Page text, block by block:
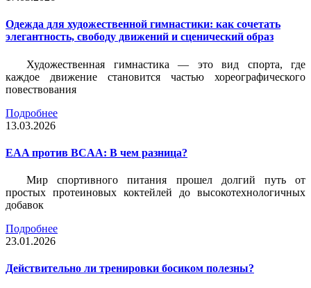
Одежда для художественной гимнастики: как сочетать
элегантность, свободу движений и сценический образ
Художественная гимнастика — это вид спорта, где
каждое движение становится частью хореографического
повествования
Подробнее
13.03.2026
EAA против BCAA: В чем разница?
Мир спортивного питания прошел долгий путь от
простых протеиновых коктейлей до высокотехнологичных
добавок
Подробнее
23.01.2026
Действительно ли тренировки босиком полезны?